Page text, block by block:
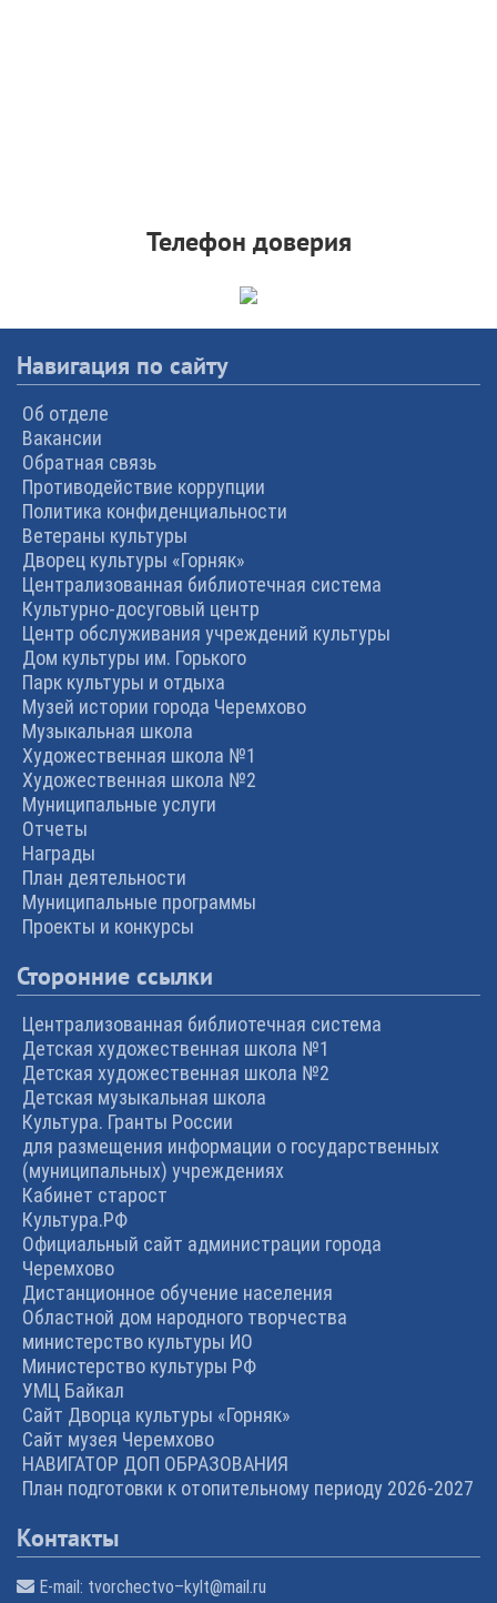
Телефон доверия
Навигация по сайту
Об отделе
Вакансии
Обратная связь
Противодействие коррупции
Политика конфиденциальности
Ветераны культуры
Дворец культуры «Горняк»
Централизованная библиотечная система
Культурно-досуговый центр
Центр обслуживания учреждений культуры
Дом культуры им. Горького
Парк культуры и отдыха
Музей истории города Черемхово
Музыкальная школа
Художественная школа №1
Художественная школа №2
Муниципальные услуги
Отчеты
Награды
План деятельности
Муниципальные программы
Проекты и конкурсы
Сторонние ссылки
Централизованная библиотечная система
Детская художественная школа №1
Детская художественная школа №2
Детская музыкальная школа
Культура. Гранты России
для размещения информации о государственных
(муниципальных) учреждениях
Кабинет старост
Культура.РФ
Официальный сайт администрации города
Черемхово
Дистанционное обучение населения
Областной дом народного творчества
министерство культуры ИО
Министерство культуры РФ
УМЦ Байкал
Сайт Дворца культуры «Горняк»
Сайт музея Черемхово
НАВИГАТОР ДОП ОБРАЗОВАНИЯ
План подготовки к отопительному периоду 2026-2027
Контакты
E-mail: tvorchectvo–kylt@mail.ru